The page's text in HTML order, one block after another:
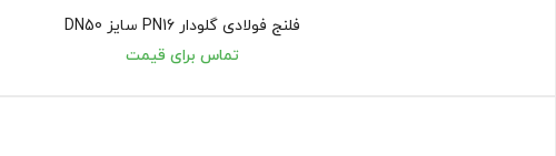
فلنج فولادی گلودار PN16 سایز DN50
تماس برای قیمت